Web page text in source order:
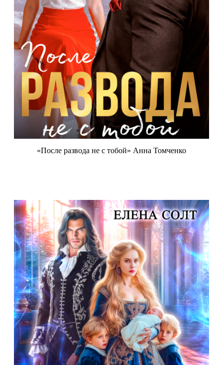
«После развода не с тобой» Анна Томченко